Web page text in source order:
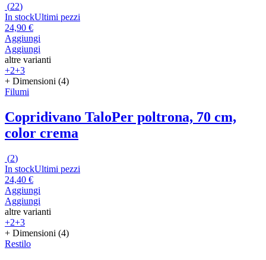
(22)
In stockUltimi pezzi
24,90 €
Aggiungi
Aggiungi
altre varianti
+2+3
+ Dimensioni (4)
Filumi
Copridivano TaloPer poltrona, 70 cm,
color crema
(2)
In stockUltimi pezzi
24,40 €
Aggiungi
Aggiungi
altre varianti
+2+3
+ Dimensioni (4)
Restilo